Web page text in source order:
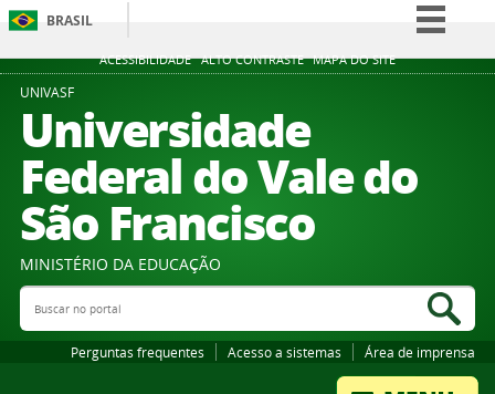
ACESSIBILIDADE ALTO CONTRASTE MAPA DO SITE
BRASIL
Simplifique!
Acesso à informação
Legislação
UNIVASF
Universidade
Federal do Vale do
São Francisco
MINISTÉRIO DA EDUCAÇÃO
Buscar no portal
Perguntas frequentes Acesso a sistemas Área de imprensa